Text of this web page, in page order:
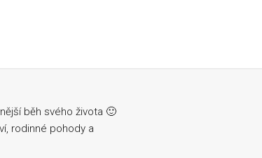
běh svého života 🙂
rodinné pohody a